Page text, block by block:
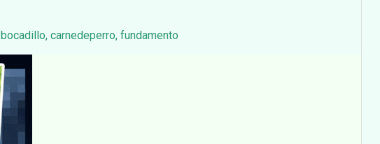
bocadillo, carnedeperro, fundamento